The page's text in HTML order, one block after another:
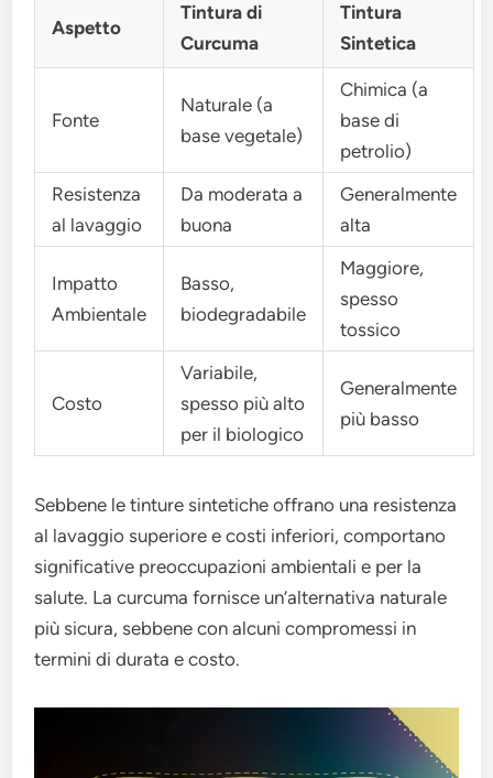
Aspetto
Tintura di
Curcuma
Tintura
Sintetica
Fonte
Naturale (a
base vegetale)
Chimica (a
base di
petrolio)
Resistenza
al lavaggio
Da moderata a
buona
Generalmente
alta
Impatto
Ambientale
Basso,
biodegradabile
Maggiore,
spesso
tossico
Costo
Variabile,
spesso più alto
per il biologico
Generalmente
più basso
Sebbene le tinture sintetiche offrano una resistenza
al lavaggio superiore e costi inferiori, comportano
significative preoccupazioni ambientali e per la
salute. La curcuma fornisce un’alternativa naturale
più sicura, sebbene con alcuni compromessi in
termini di durata e costo.